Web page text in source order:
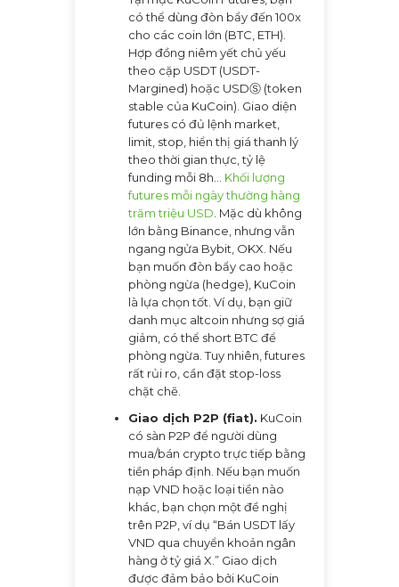
có thể dùng đòn bẩy đến 100x
cho các coin lớn (BTC, ETH).
Hợp đồng niêm yết chủ yếu
theo cặp USDT (USDT-
Margined) hoặc USDⓈ (token
stable của KuCoin). Giao diện
futures có đủ lệnh market,
limit, stop, hiển thị giá thanh lý
theo thời gian thực, tỷ lệ
funding mỗi 8h… Khối lượng
futures mỗi ngày thường hàng
trăm triệu USD. Mặc dù không
lớn bằng Binance, nhưng vẫn
ngang ngửa Bybit, OKX. Nếu
bạn muốn đòn bẩy cao hoặc
phòng ngừa (hedge), KuCoin
là lựa chọn tốt. Ví dụ, bạn giữ
danh mục altcoin nhưng sợ giá
giảm, có thể short BTC để
phòng ngừa. Tuy nhiên, futures
rất rủi ro, cần đặt stop-loss
chặt chẽ.
Giao dịch P2P (fiat). KuCoin
có sàn P2P để người dùng
mua/bán crypto trực tiếp bằng
tiền pháp định. Nếu bạn muốn
nạp VND hoặc loại tiền nào
khác, bạn chọn một đề nghị
trên P2P, ví dụ “Bán USDT lấy
VND qua chuyển khoản ngân
hàng ở tỷ giá X.” Giao dịch
được đảm bảo bởi KuCoin